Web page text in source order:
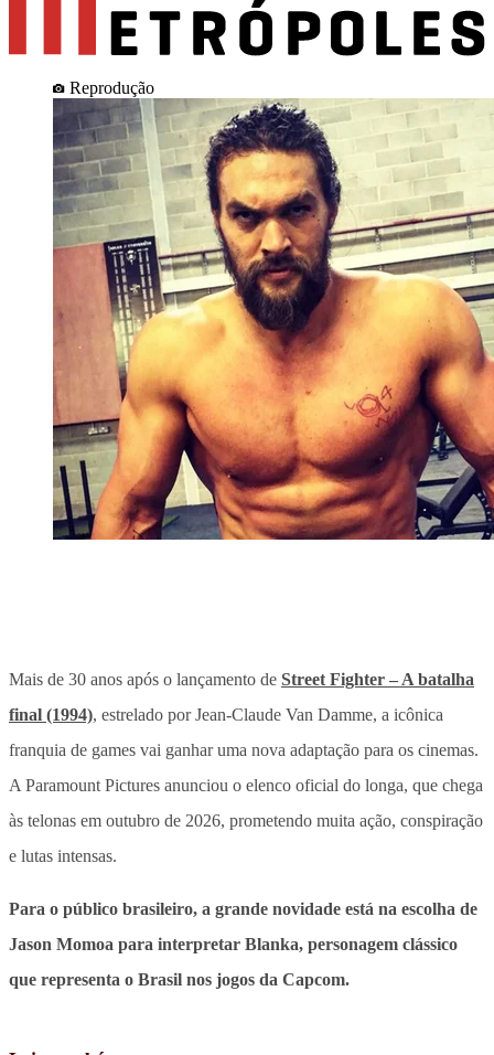
Reprodução
Mais de 30 anos após o lançamento de Street Fighter – A batalha
final (1994), estrelado por Jean-Claude Van Damme, a icônica
franquia de games vai ganhar uma nova adaptação para os cinemas.
A Paramount Pictures anunciou o elenco oficial do longa, que chega
às telonas em outubro de 2026, prometendo muita ação, conspiração
e lutas intensas.
Para o público brasileiro, a grande novidade está na escolha de
Jason Momoa para interpretar Blanka, personagem clássico
que representa o Brasil nos jogos da Capcom.